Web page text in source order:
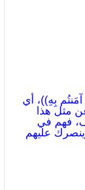
بِهِ))، أي
مثل هذا
فهم في
عليهم